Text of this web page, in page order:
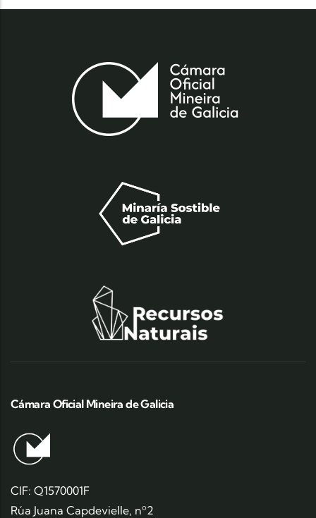
Cámara Oficial Mineira de Galicia
CIF: Q1570001F
Rúa Juana Capdevielle, nº2